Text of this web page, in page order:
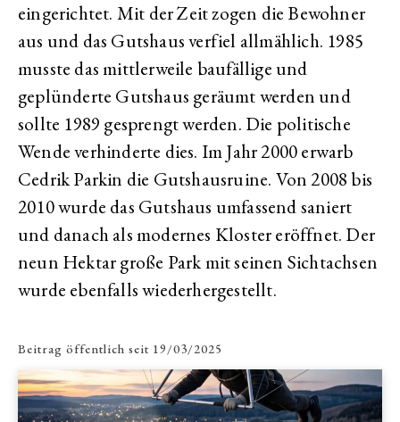
eingerichtet. Mit der Zeit zogen die Bewohner
aus und das Gutshaus verfiel allmählich. 1985
musste das mittlerweile baufällige und
geplünderte Gutshaus geräumt werden und
sollte 1989 gesprengt werden. Die politische
Wende verhinderte dies. Im Jahr 2000 erwarb
Cedrik Parkin die Gutshausruine. Von 2008 bis
2010 wurde das Gutshaus umfassend saniert
und danach als modernes Kloster eröffnet. Der
neun Hektar große Park mit seinen Sichtachsen
wurde ebenfalls wiederhergestellt.
Beitrag öffentlich seit 19/03/2025